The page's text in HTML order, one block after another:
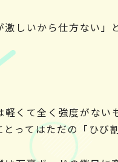
しいから仕方ない
くて全く強度がな
ってはただの「ひび